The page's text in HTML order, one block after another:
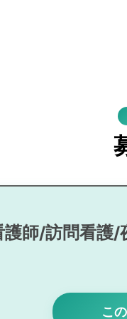
護師/訪問看護/
こ